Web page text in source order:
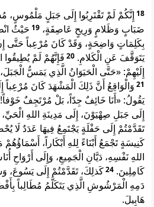
18 إِنَّكُمْ لَمْ تَقْتَرِبُوا إِلَى جَبَلٍ مَلْمُوسٍ،
ضَبَابٍ وَظَلامٍ وَرِيحٍ عَاصِفَةٍ، 19 حَيْثُ
بِكَلِمَاتٍ وَاضِحَةٍ، وَقَدْ كَانَ مُرْعِباً حَتَّى
يَتَوَقَّفَ عَنِ الْكَلامِ. 20 فَإِنَّهُمْ لَمْ يُطِيقُوا
إِلَيْهِمْ: «حَتَّى الْحَيَوَانُ الَّذِي يَمَسُّ
21 وَالْوَاقِعُ أَنَّ ذَلِكَ الْمَشْهَدَ كَانَ
يَقُولُ: «أَنَا خَائِفٌ جِدّاً، بَلْ مُرْتَجِفٌ
إِلَى جَبَلِ صِهْيَوْنَ، إِلَى مَدِينَةِ اللهِ
تَقَدَّمْتُمْ إِلَى حَفْلَةٍ يَجْتَمِعُ فِيهَا عَدَدٌ لَا
كَنِيسَةٍ تَجْمَعُ أَبْنَاءً لِلهِ أَبْكَاراً،
اللهِ نَفْسِهِ، دَيَّانِ الْجَمِيعِ، وَإِلَى أَرْوَاحِ
كَامِلِينَ. 24كَذلِكَ، تَقَدَّمْتُمْ إِلَى يَسُوعَ،
دَمِهِ الْمَرْشُوشِ الَّذِي يَتَكَلَّمُ مُطَالِباً
هَابِيلَ.